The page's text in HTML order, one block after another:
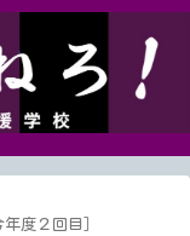
度２回目］